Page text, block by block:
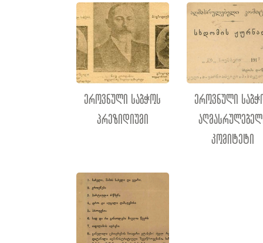
ეროვნული საბჭოს
პრეზიდიუმი
ეროვნული
კომიტეტი